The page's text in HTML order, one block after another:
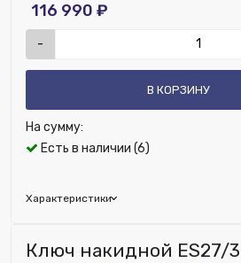
Есть в наличии (6)
Характеристики
116 990 ₽
-
В КОРЗИНУ
На сумму:
Бренд:
Ключ накидной ES27/